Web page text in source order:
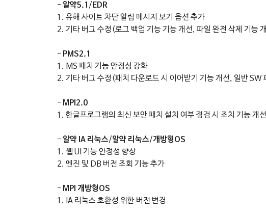
- 알약5.1 / EDR
1. 유해 사이트 차단 알림 메시지 보기 옵션 추가
2. 기타 버그 수정(로그 백업 기능 기능 개선, 파일 완전 삭제 기능
- PMS2.1
1. MS 패치 기능 안정성 강화
2. 기타 버그 수정(패치 다운로드 시 이어받기 기능 개선, 일반 SW
- MPI2.0
1. 한글프로그램의 최신 보안 패치 설치 여부 점검 시 조치 기능 개선
- 알약 IA 리눅스/알약 리눅스/개방형OS
1. 웹 UI 기능 안정성 향상
2. 엔진 및 DB 버전 조회 기능 추가
- MPI 개방형OS
1. IA 리눅스 호환성 위한 버전 변경